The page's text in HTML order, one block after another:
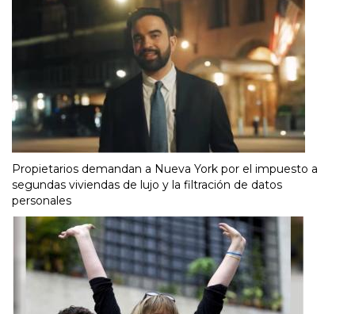
Propietarios demandan a Nueva York por el impuesto a
segundas viviendas de lujo y la filtración de datos
personales